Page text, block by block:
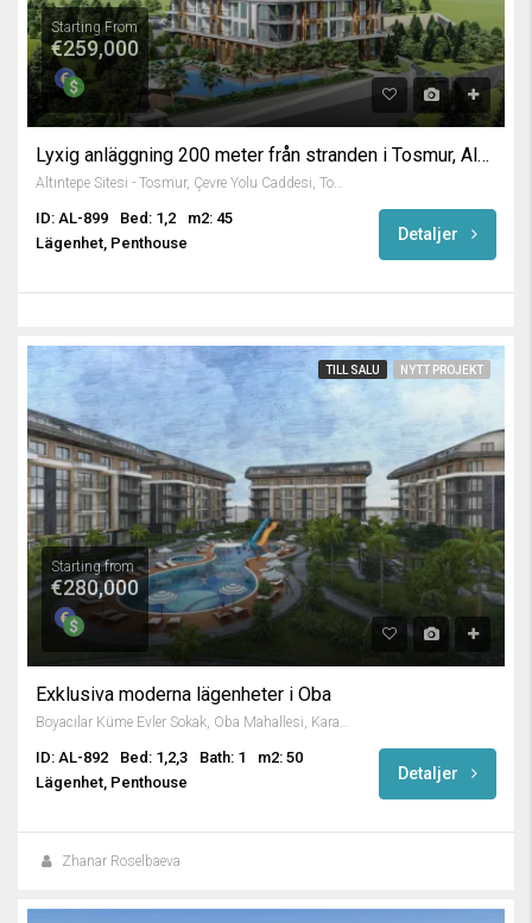
Starting From
€259,000
Lyxig anläggning 200 meter från stranden i Tosmur, Alanya
Altıntepe Sitesi - Tosmur, Çevre Yolu Caddesi, Tosmur Mah., Karakocalı, Alanya, Antalya, Akdeniz Bölgesi, 07460, Türkiye
ID: AL-899 Bed: 1,2
m2: 45
Lägenhet, Penthouse
Detaljer
TILL SALU NYTT PROJEKT
Starting from
€280,000
Exklusiva moderna lägenheter i Oba
ID: AL-892 Bed: 1,2,3 Bath: 1
m2: 50
Lägenhet, Penthouse
Detaljer
Zhanar Roselbaeva